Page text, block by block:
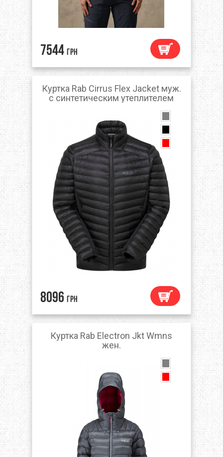
7544 грн
Куртка Rab Cirrus Flex Jacket муж.
с синтетическим утеплителем
8096 грн
Куртка Rab Electron Jkt Wmns
жен.